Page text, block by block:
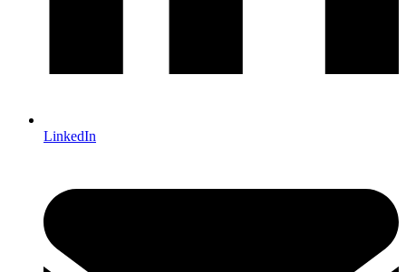
LinkedIn